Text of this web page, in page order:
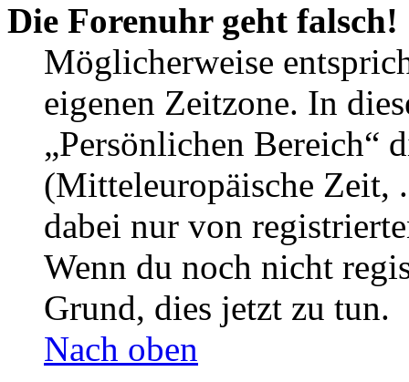
Die Forenuhr geht falsch!
Möglicherweise
eigenen Zeitzone. In
„Persönlichen Bereich“
(Mitteleuropäische Zeit,
dabei nur von
Wenn du noch nicht
Grund, dies jetzt zu tun.
Nach oben